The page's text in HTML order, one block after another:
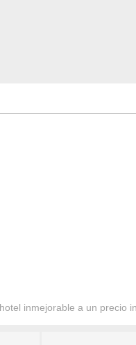
inmejorable a un precio